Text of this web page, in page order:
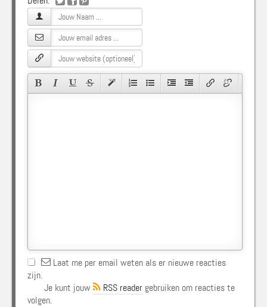
Laat me per email weten als er nieuwe reacties
zijn.
Je kunt jouw
RSS reader gebruiken om reacties te
volgen.